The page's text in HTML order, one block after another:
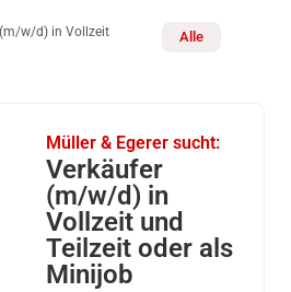
w/d) in Vollzeit
Alle
Müller & Egerer sucht:
Verkäufer
(m/w/d) in
Vollzeit und
Teilzeit oder als
Minijob